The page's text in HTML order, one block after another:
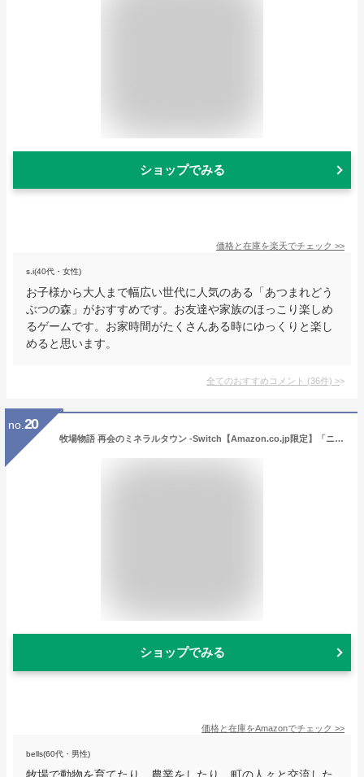
ショップでみる
価格と在庫を楽天でチェック >>
s.i(40代・女性)
お子様から大人まで幅広い世代に人気のある「あつまれどう
ぶつの森」がおすすめです。お友達や家族のほっこり楽しめ
るゲームです。お家時間がたくさんある時にゆっくりと楽し
めると思います。
全てのおすすめコメント (36件) >
no. 20
牧場物語 再会のミネラルタウン -Switch【Amazon.co.jp限定】「ニワトリの着ぐるみ」ダウンロード番号 配信 付き
ショップでみる
価格と在庫をAmazonでチェック >>
bells(60代・男性)